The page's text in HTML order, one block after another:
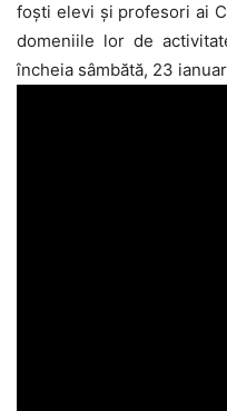
foști elevi și profesori ai
domeniile lor de
încheia sâmbătă, 23